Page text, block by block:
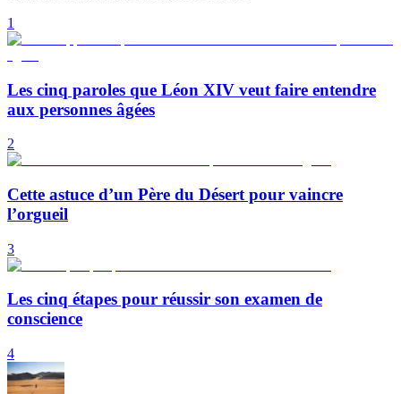
1
Les cinq paroles que Léon XIV veut faire entendre
aux personnes âgées
2
Cette astuce d’un Père du Désert pour vaincre
l’orgueil
3
Les cinq étapes pour réussir son examen de
conscience
4